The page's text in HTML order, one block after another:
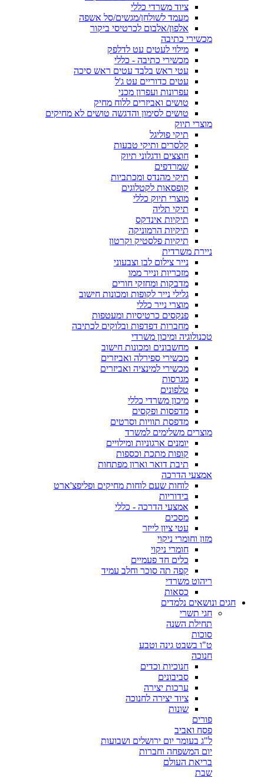
ציוד משרדי כללי
מעמד לשולחן/מגשים/סל אשפה
אלפון/אלבום לכרטיסי ביקור
מכשירי כתיבה
מילוי לעטים עט לדלפק
מכשירי כתיבה - כללי
עטי ראש בלבד עטים ראש סיכה
עטים כדוריים עט ג'ל
עפרונות ועפרון מכני
טושים ואביזרים ללוח מחיק
טושים לסימון והדגשה טושים לא מחיקים
מוצרי תיוק
תיקי פוליגל
קלסרים ותיקי טבעות
חוצצים ודגלוני תיוק
שמרדפים
תיקי מהנדס ומכתביות
קופסאות לקטלוגים
מוצרי תיוק כללי
תיקי תליה
תיקיות אינדקס
תיקיות הרמוניקה
תיקיות פלסטיק וקרטון
ניירת משרדית
נייר צילום לבן וצבעוני
מזכריות ונייר ממו
מדבקות ומחזקי חורים
גלילי נייר לקופות ומכונות חישוב
מוצרי נייר כללי
פנקסים כרטיסיות ומעטפות
מחברות דפדפות ובלוקים לכתיבה
טכנולוגיה ומיכון משרדי
מחשבונים ומכונות חישוב
מכשירי ספירלה ואביזרים
מכשירי למינציה ואביזרים
מגרסות
טלפונים
מיכון משרדי כללי
מדפסות ופקסים
מדפסת תוויות וסרטים
מוצרים משלימים למשרד
יומנים ארגוניות ומילויים
קופות מתכת וכספות
תיבת דואר וארון מפתחות
אמצעי הדרכה
לוחות שעם לוחות מחיקים ופליפצ'ארט
בידוריות
אמצעי הדרכה - כללי
מסכים
עטי ציון לייזר
מזון וחומרי ניקוי
חומרי ניקוי
כלים חד פעמיים
קפה תה סוכר וחלב עמיד
ריהוט משרדי
כסאות
חגים ונושאים נלמדים
חגי תשרי
תחילת השנה
סוכות
ט"ו בשבט גינה וטבע
חנוכה
חנוכיות וכדים
סביבונים
ערכות יצירה
ציוד יצירה לחנוכה
שונות
פורים
פסח ואביב
ל"ג בעומר יום ירושלים ושבועות
יום המשפחה וחברות
בריאת העולם
שבת